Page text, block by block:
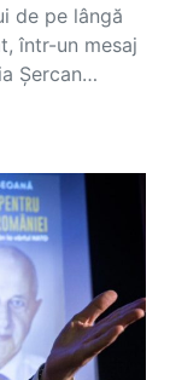
de pe lângă
într-un mesaj
Șercan…